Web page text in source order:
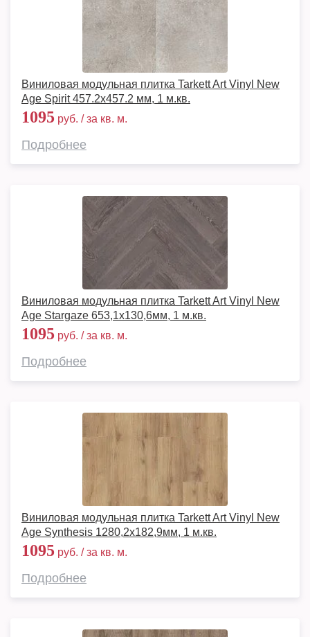
Виниловая модульная плитка Tarkett Art Vinyl New
Age Spirit 457.2x457.2 мм, 1 м.кв.
1095 руб. / за кв. м.
Подробнее
Виниловая модульная плитка Tarkett Art Vinyl New
Age Stargaze 653,1х130,6мм, 1 м.кв.
1095 руб. / за кв. м.
Подробнее
Виниловая модульная плитка Tarkett Art Vinyl New
Age Synthesis 1280,2х182,9мм, 1 м.кв.
1095 руб. / за кв. м.
Подробнее